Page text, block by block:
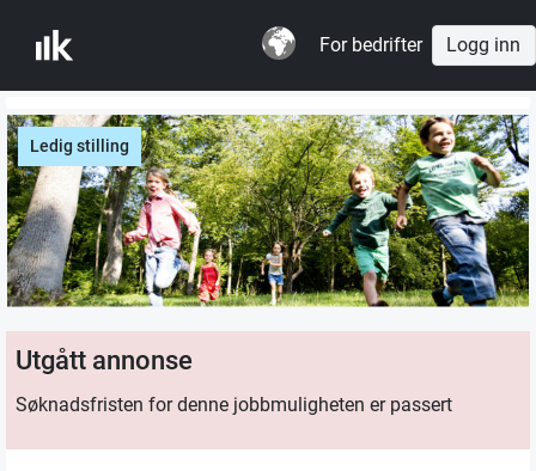
For bedrifter Logg inn
Ledig stilling
Utgått annonse
Søknadsfristen for denne jobbmuligheten er passert